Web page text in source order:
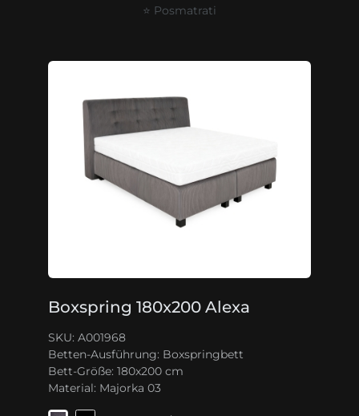
⭐ Posmatrati
Boxspring 180x200 Alexa
SKU: A001968
Betten-Ausführung: Boxspringbett
Bett-Größe: 180x200 cm
Material: Majorka 03